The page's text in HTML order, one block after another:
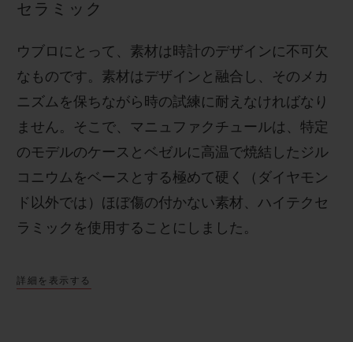
セラミック
ウブロにとって、素材は時計のデザインに不可欠
なものです。素材はデザインと融合し、そのメカ
ニズムを保ちながら時の試練に耐えなければなり
ません。そこで、マニュファクチュールは、特定
のモデルのケースとベゼルに高温で焼結したジル
コニウムをベースとする極めて硬く（ダイヤモン
ド以外では）ほぼ傷の付かない素材、ハイテクセ
ラミックを使用することにしました。
詳細を表示する